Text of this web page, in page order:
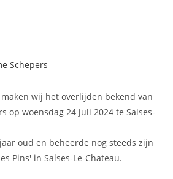
Schepers
wij het overlijden bekend van
op woensdag 24 juli 2024 te Salses-
oud en beheerde nog steeds zijn
Pins' in Salses-Le-Chateau.